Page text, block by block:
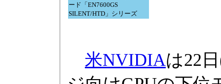
ード「EN7600GS
SILENT/HTD」シリーズ
米NVIDIAは22